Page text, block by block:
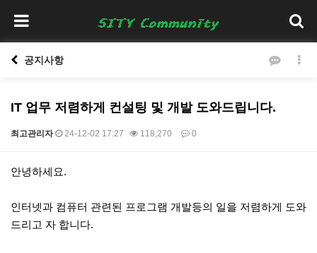
공지사항
IT 업무 저렴하게 컨설팅 및 개발 도와드립니다.
최고관리자 24-12-02 17:27 118,270 0
본문
안녕하세요.
인터넷과 컴퓨터 관련된 프로그램 개발등의 일을 저렴하게 도와
드리고 자 합니다.